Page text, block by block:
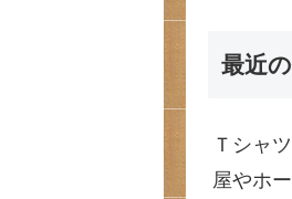
最近
Ｔシャ
屋やホ